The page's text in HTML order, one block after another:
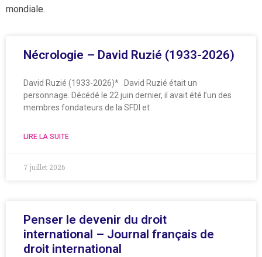
mondiale.
Nécrologie – David Ruzié (1933-2026)
David Ruzié (1933-2026)* David Ruzié était un
personnage. Décédé le 22 juin dernier, il avait été l’un des
membres fondateurs de la SFDI et
LIRE LA SUITE
7 juillet 2026
Penser le devenir du droit
international – Journal français de
droit international